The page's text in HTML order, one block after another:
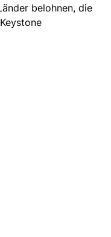
belohnen, die